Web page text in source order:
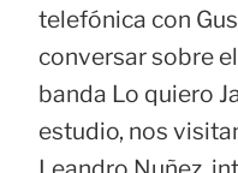
telefónica con
conversar sobre
banda Lo quiero
estudio, nos